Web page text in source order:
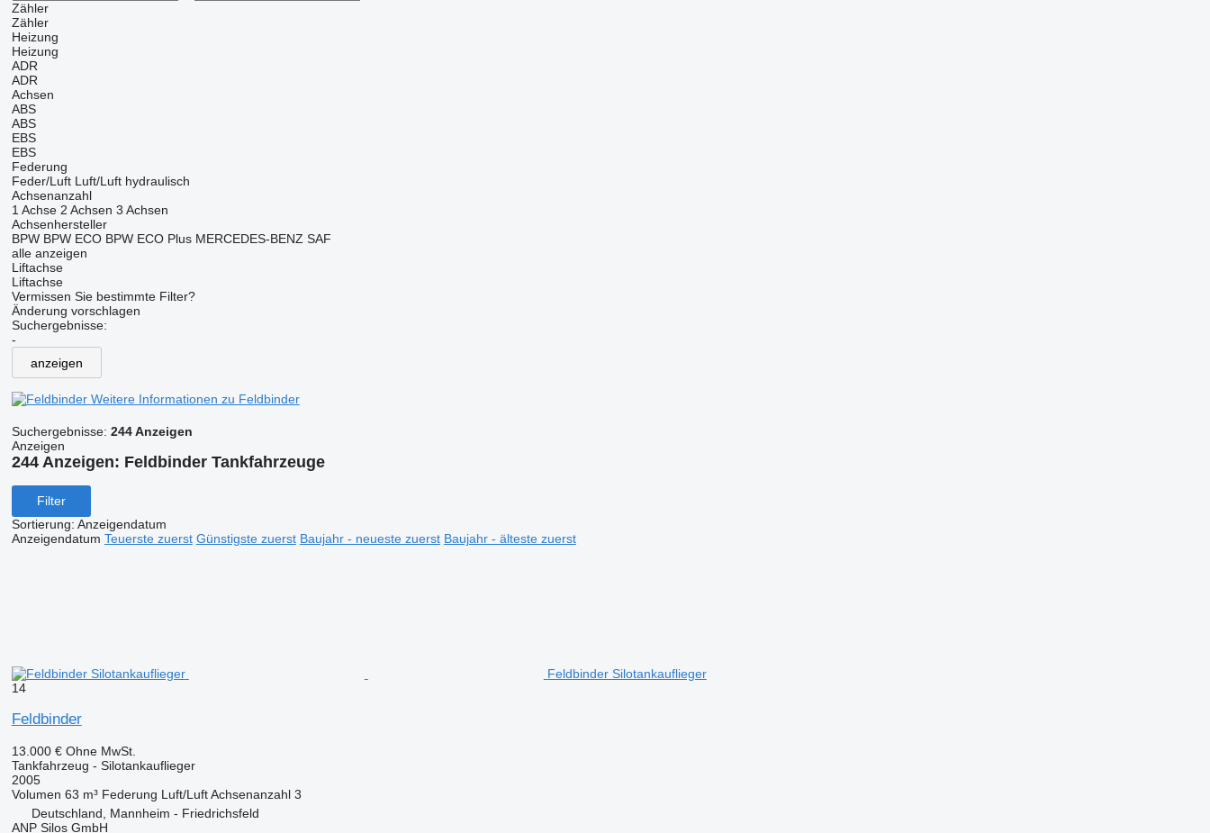
Zähler
Zähler
Heizung
Heizung
ADR
ADR
Achsen
ABS
ABS
EBS
EBS
Federung
Feder/Luft Luft/Luft hydraulisch
Achsenanzahl
1 Achse 2 Achsen 3 Achsen
Achsenhersteller
BPW BPW ECO BPW ECO Plus MERCEDES-BENZ SAF
alle anzeigen
Liftachse
Liftachse
Vermissen Sie bestimmte Filter?
Änderung vorschlagen
Suchergebnisse:
-
anzeigen
Weitere Informationen zu Feldbinder
Suchergebnisse: 244 Anzeigen
Anzeigen
244 Anzeigen: Feldbinder Tankfahrzeuge
Filter
Sortierung: Anzeigendatum
Anzeigendatum Teuerste zuerst Günstigste zuerst Baujahr - neueste zuerst Baujahr - älteste zuerst
Feldbinder Silotankauflieger
14
Feldbinder
13.000 € Ohne MwSt.
Tankfahrzeug - Silotankauflieger
2005
Volumen 63 m³ Federung Luft/Luft Achsenanzahl 3
Deutschland, Mannheim - Friedrichsfeld
ANP Silos GmbH